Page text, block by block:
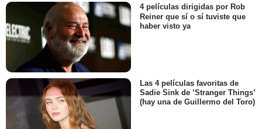
4 películas dirigidas por Rob
Reiner que sí o sí tuviste que
haber visto ya
Las 4 películas favoritas de
Sadie Sink de ‘Stranger Things’
(hay una de Guillermo del Toro)